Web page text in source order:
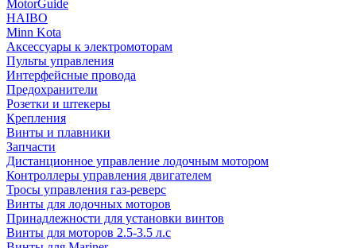
MotorGuide
HAIBO
Minn Kota
Аксессуары к электромоторам
Пульты управления
Интерфейсные провода
Предохранители
Розетки и штекеры
Крепления
Винты и плавники
Запчасти
Дистанционное управление лодочным мотором
Контроллеры управления двигателем
Тросы управления газ-реверс
Винты для лодочных моторов
Принадлежности для установки винтов
Винты для моторов 2.5-3.5 л.с